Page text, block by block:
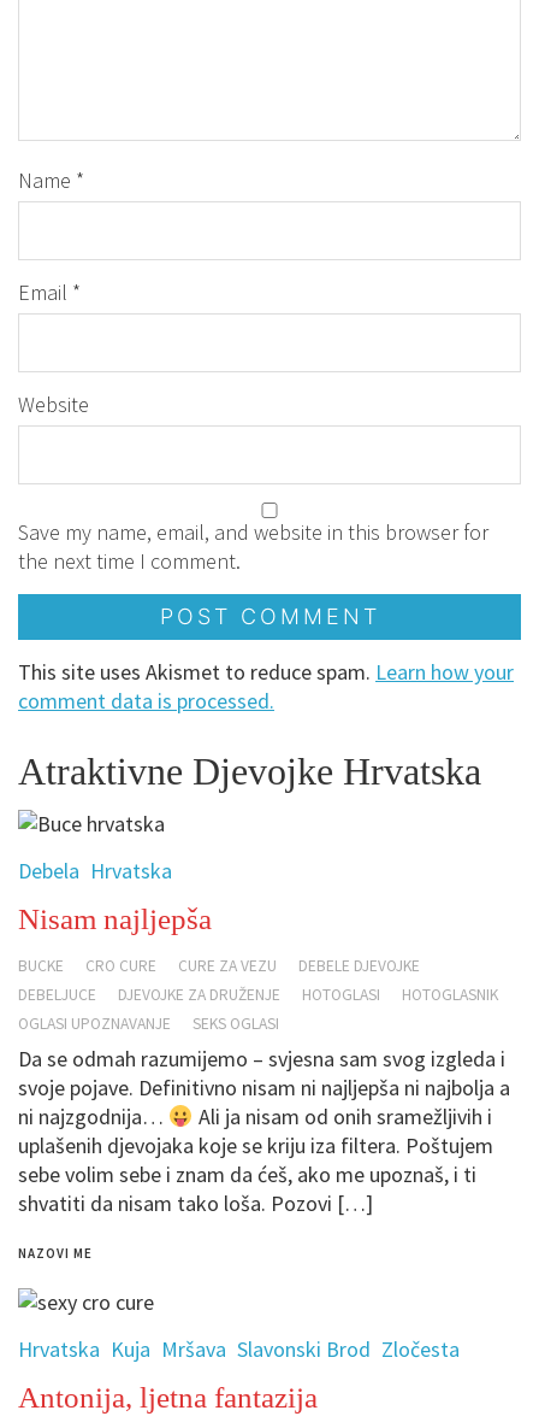
Name *
Email *
Website
Save my name, email, and website in this browser for
the next time I comment.
This site uses Akismet to reduce spam. Learn how your
comment data is processed.
Atraktivne Djevojke Hrvatska
Debela Hrvatska
Nisam najljepša
BUCKE CRO CURE CURE ZA VEZU
DEBELE DJEVOJKE
DEBELJUCE
DJEVOJKE ZA DRUŽENJE HOTOGLASI
HOTOGLASNIK
OGLASI UPOZNAVANJE
SEKS OGLASI
Da se odmah razumijemo – svjesna sam svog izgleda i
svoje pojave. Definitivno nisam ni najljepša ni najbolja a
ni najzgodnija…
Ali ja nisam od onih sramežljivih i
uplašenih djevojaka koje se kriju iza filtera. Poštujem
sebe volim sebe i znam da ćeš, ako me upoznaš, i ti
shvatiti da nisam tako loša. Pozovi […]
NAZOVI ME
Hrvatska Kuja Mršava Slavonski Brod Zločesta
Antonija, ljetna fantazija